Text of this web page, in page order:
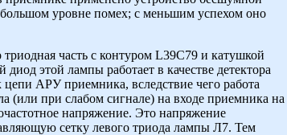
уровне помех; с меньшим успехом оно
часть с контуром L39C79 и катушкой
этой лампы работает в качестве детектора
АРУ приемника, вследствие чего работа
(или при слабом сигнале) на входе приемника на
напряжение. Это напряжение
сетку левого триода лампы Л7. Тем